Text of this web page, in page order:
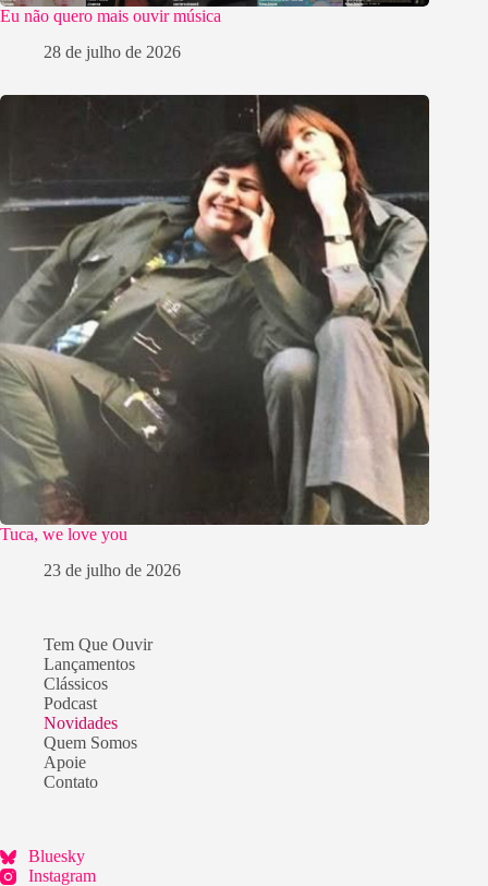
Eu não quero mais ouvir música
28 de julho de 2026
Tuca, we love you
23 de julho de 2026
Tem Que Ouvir
Lançamentos
Clássicos
Podcast
Novidades
Quem Somos
Apoie
Contato
Bluesky
Instagram